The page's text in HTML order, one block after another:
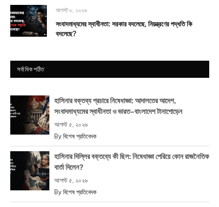
আগস্ট ৮, ২০২৬
সংবাদমাধ্যমের স্বাধীনতা: সরকার বদলেছে, নিয়ন্ত্রণের পদ্ধতি কি
বদলেছে?
সর্বাধিক পঠিত
হাসিনার বক্তব্য প্রচারে নিষেধাজ্ঞা: আদালতের আদেশ,
সংবাদমাধ্যমের স্বাধীনতা ও ভারত–বাংলাদেশ টানাপোড়েন
আগস্ট ৫, ২০২৬
By বিশেষ প্রতিবেদক
হাসিনার দিল্লির বক্তব্যে কী ছিল: নিষেধাজ্ঞা পেরিয়ে কোন রাজনৈতিক
বার্তা দিলেন?
আগস্ট ৫, ২০২৬
By বিশেষ প্রতিবেদক